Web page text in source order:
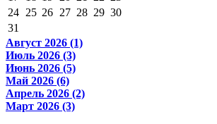
24 25 26 27 28 29 30
31
Август 2026 (1)
Июль 2026 (3)
Июнь 2026 (5)
Май 2026 (6)
Апрель 2026 (2)
Март 2026 (3)